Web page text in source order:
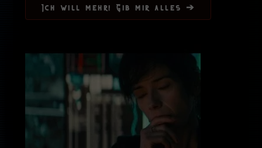
Ich will mehr! Gib mir alles ➔